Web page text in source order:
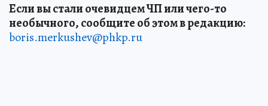
Если вы стали очевидцем ЧП или чего-то
необычного, сообщите об этом в редакцию:
boris.merkushev@phkp.ru